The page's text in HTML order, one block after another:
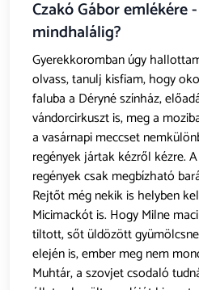
Czakó Gábor emlékére
mindhalálig?
Gyerekkoromban úgy
olvass, tanulj kisfiam, hogy
faluba a Déryné színház,
vándorcirkuszt is, meg a
a vasárnapi meccset
regények jártak kézről kézre.
regények csak megbízható
Rejtőt még nekik is helyben
Micimackót is. Hogy Milne
tiltott, sőt üldözött
elején is, ember meg nem
Muhtár, a szovjet csodaló